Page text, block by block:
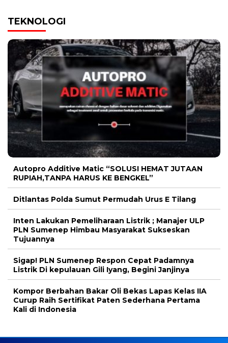
TEKNOLOGI
Autopro Additive Matic “SOLUSI HEMAT JUTAAN
RUPIAH,TANPA HARUS KE BENGKEL”
Ditlantas Polda Sumut Permudah Urus E Tilang
Inten Lakukan Pemeliharaan Listrik ; Manajer ULP
PLN Sumenep Himbau Masyarakat Sukseskan
Tujuannya
Sigap! PLN Sumenep Respon Cepat Padamnya
Listrik Di kepulauan Gili Iyang, Begini Janjinya
Kompor Berbahan Bakar Oli Bekas Lapas Kelas IIA
Curup Raih Sertifikat Paten Sederhana Pertama
Kali di Indonesia